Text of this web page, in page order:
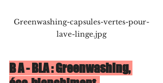
Greenwashing-capsules-vertes-pour-
lave-linge.jpg
B A - BLA : Greenwashing,